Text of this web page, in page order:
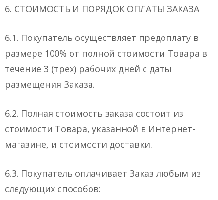
6. СТОИМОСТЬ И ПОРЯДОК ОПЛАТЫ ЗАКАЗА.
6.1. Покупатель осуществляет предоплату в
размере 100% от полной стоимости Товара в
течение 3 (трех) рабочих дней с даты
размещения Заказа.
6.2. Полная стоимость заказа состоит из
стоимости Товара, указанной в Интернет-
магазине, и стоимости доставки.
6.3. Покупатель оплачивает Заказ любым из
следующих способов: